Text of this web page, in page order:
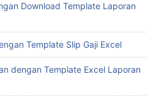
Download Template Laporan
Template Slip Gaji Excel
dengan Template Excel Laporan